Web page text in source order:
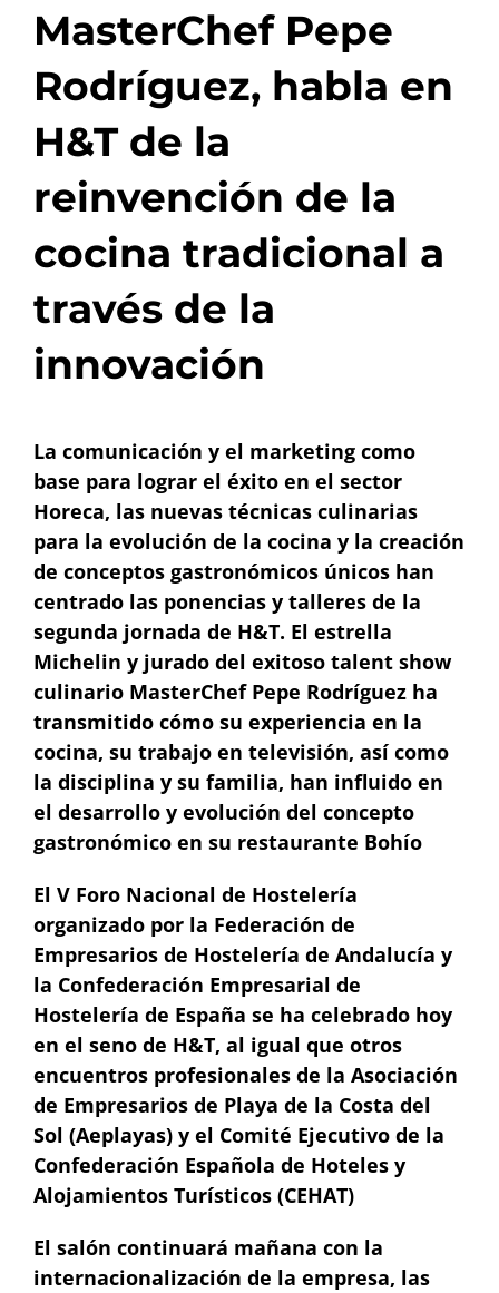
MasterChef Pepe
Rodríguez, habla en
H&T de la
reinvención de la
cocina tradicional a
través de la
innovación
La comunicación y el marketing como
base para lograr el éxito en el sector
Horeca, las nuevas técnicas culinarias
para la evolución de la cocina y la creación
de conceptos gastronómicos únicos han
centrado las ponencias y talleres de la
segunda jornada de H&T. El estrella
Michelin y jurado del exitoso talent show
culinario MasterChef Pepe Rodríguez ha
transmitido cómo su experiencia en la
cocina, su trabajo en televisión, así como
la disciplina y su familia, han influido en
el desarrollo y evolución del concepto
gastronómico en su restaurante Bohío
El V Foro Nacional de Hostelería
organizado por la Federación de
Empresarios de Hostelería de Andalucía y
la Confederación Empresarial de
Hostelería de España se ha celebrado hoy
en el seno de H&T, al igual que otros
encuentros profesionales de la Asociación
de Empresarios de Playa de la Costa del
Sol (Aeplayas) y el Comité Ejecutivo de la
Confederación Española de Hoteles y
Alojamientos Turísticos (CEHAT)
El salón continuará mañana con la
internacionalización de la empresa, las